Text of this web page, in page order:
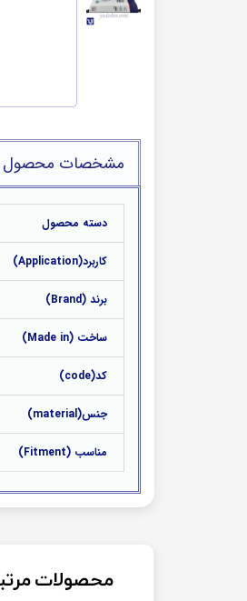
مشخصات محصول
دسته محصول
کاربرد(Application)
برند (Brand)
ساخت (Made in)
کد(code)
جنس(material)
مناسب (Fitment)
محصولات